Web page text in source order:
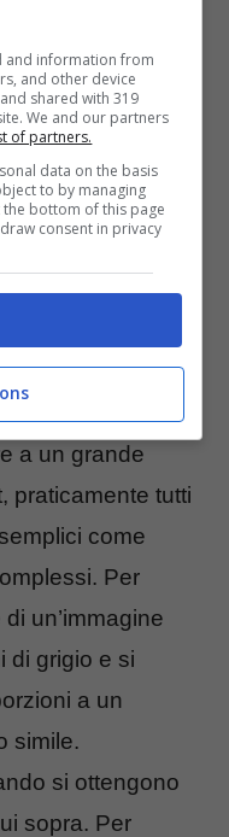
i
a un grande
praticamente tutti
come
Per
un’immagine
di grigio e si
a un
simile.
si ottengono
sopra. Per
and information from
and other device
shared with 319
We and our partners
of partners.
data on the basis
to by managing
bottom of this page
consent in privacy